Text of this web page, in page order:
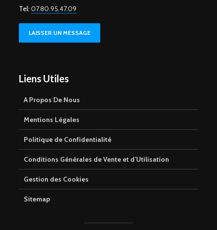
Tel: 07.80.95.47.09
LAISSER UN MESSAGE
Liens Utiles
A Propos De Nous
Mentions Légales
Politique de Confidentialité
Conditions Générales de Vente et d’Utilisation
Gestion des Cookies
Sitemap